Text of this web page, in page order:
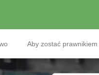
Aby zostać prawnikiem